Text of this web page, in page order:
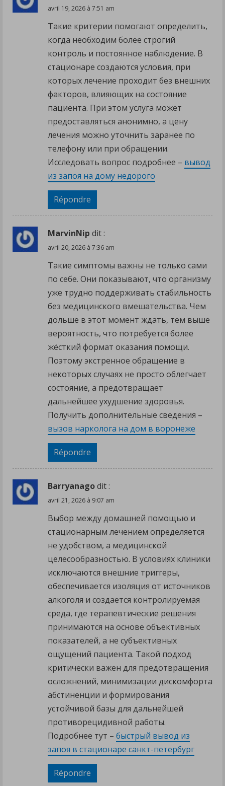
avril 19, 2026 à 7:51 am
Такие критерии помогают определить,
когда необходим более строгий
контроль и постоянное наблюдение. В
стационаре создаются условия, при
которых лечение проходит без внешних
факторов, влияющих на состояние
пациента. При этом услуга может
предоставляться анонимно, а цену
лечения можно уточнить заранее по
телефону или при обращении.
Исследовать вопрос подробнее – вывод
из запоя на дому недорого
Répondre
MarvinNip dit :
avril 20, 2026 à 7:36 am
Такие симптомы важны не только сами
по себе. Они показывают, что организму
уже трудно поддерживать стабильность
без медицинского вмешательства. Чем
дольше в этот момент ждать, тем выше
вероятность, что потребуется более
жёсткий формат оказания помощи.
Поэтому экстренное обращение в
некоторых случаях не просто облегчает
состояние, а предотвращает
дальнейшее ухудшение здоровья.
Получить дополнительные сведения –
вызов нарколога на дом в воронеже
Répondre
Barryanagodit :
avril 21, 2026 à 9:07 am
Выбор между домашней помощью и
стационарным лечением определяется
не удобством, а медицинской
целесообразностью. В условиях клиники
исключаются внешние триггеры,
обеспечивается изоляция от источников
алкоголя и создается контролируемая
среда, где терапевтические решения
принимаются на основе объективных
показателей, а не субъективных
ощущений пациента. Такой подход
критически важен для предотвращения
осложнений, минимизации дискомфорта
абстиненции и формирования
устойчивой базы для дальнейшей
противорецидивной работы.
Подробнее тут – быстрый вывод из
запоя в стационаре санкт-петербург
Répondre